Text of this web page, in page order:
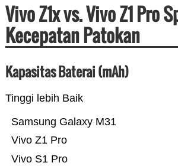
Vivo Z1x vs. Vivo Z1 Pro
Kecepatan Patokan
Kapasitas Baterai (mAh)
Tinggi lebih Baik
Vivo S1 Pro
Vivo Z1 Pro
Samsung Galaxy M31